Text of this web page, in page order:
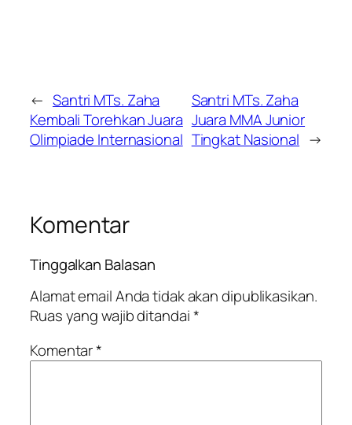
← Santri MTs. Zaha
Kembali Torehkan Juara
Olimpiade Internasional
Santri MTs. Zaha
Juara MMA Junior
Tingkat Nasional →
Komentar
Tinggalkan Balasan
Alamat email Anda tidak akan dipublikasikan.
Ruas yang wajib ditandai*
Komentar*